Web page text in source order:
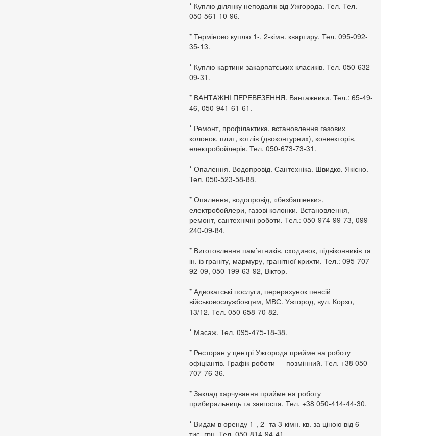
* Куплю ділянку неподалік від Ужгорода. Тел. Тел.
050-561-10-96.
* Терміново куплю 1-, 2-кімн. квартиру. Тел. 095-092-
35-13.
* Куплю картини закарпатських класиків. Тел. 050-632-
09-31.
* ВАНТАЖНІ ПЕРЕВЕЗЕННЯ. Вантажники. Тел.: 65-49-
46, 050-941-61-61.
* Ремонт, профілактика, встановлення газових
колонок, плит, котлів (двоконтурних), конвекторів,
електробойлерів. Тел. 050-673-73-31.
* Опалення. Водопровід. Сантехніка. Швидко. Якісно.
Тел. 050-523-58-88.
* Опалення, водопровід, «безбашенки»,
електробойлери, газові колонки. Встановлення,
ремонт, сантехнічні роботи. Тел.: 050-974-99-73, 099-
240-09-84.
* Виготовлення пам’ятників, сходинок, підвіконників та
ін. із граніту, мармуру, гранітної крихти. Тел.: 095-707-
92-09, 050-199-63-92, Віктор.
* Адвокатські послуги, перерахунок пенсій
військовослужбовцям, МВС. Ужгород, вул. Корзо,
13/12. Тел. 050-658-70-82.
* Масаж. Тел. 095-475-18-38.
* Ресторан у центрі Ужгорода прийме на роботу
офіціантів. Графік роботи — позмінний. Тел. +38 050-
707-76-36.
* Заклад харчування прийме на роботу
прибиральниць та завгоспа. Тел. +38 050-414-44-30.
* Видам в оренду 1-, 2- та 3-кімн. кв. за ціною від 6
тис. грн. Тел. 050-814-94-41.